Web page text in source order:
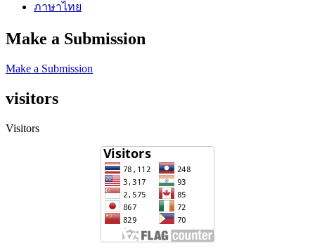
ภาษาไทย
Make a Submission
Make a Submission
visitors
Visitors